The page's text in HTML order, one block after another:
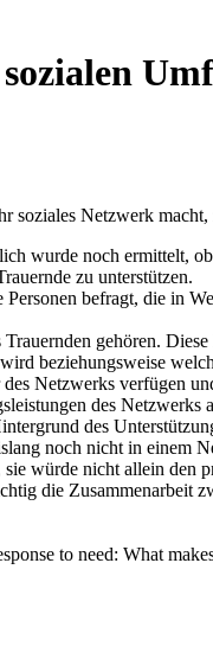
Netzwerk macht,
wurde noch ermittelt,
zu unterstützen.
befragt, die in
gehören.
beziehungsweise
Netzwerks verfügen
des
des
noch nicht in einem
würde nicht allein den
die Zusammenarbeit
to need: What